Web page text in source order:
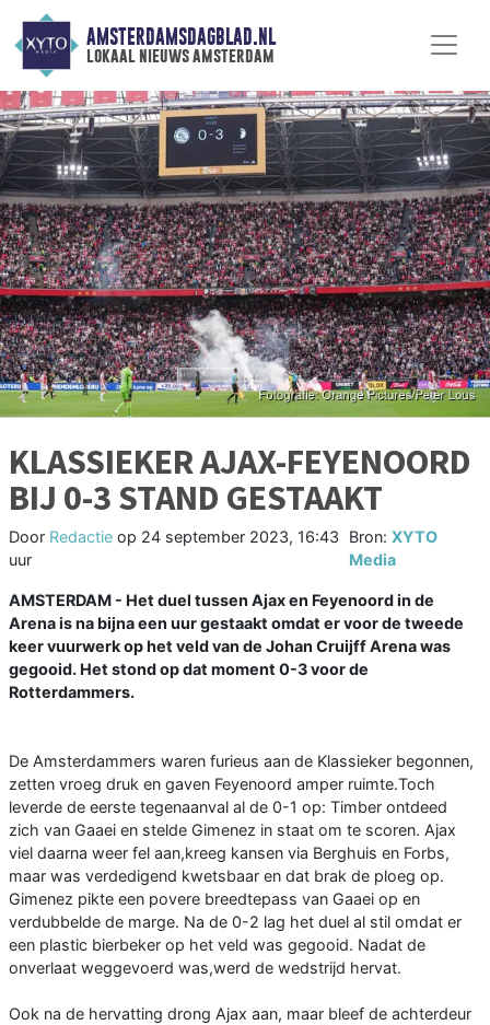
AMSTERDAMSDAGBLAD.NL
lokaal nieuws amsterdam
KLASSIEKER AJAX-FEYENOORD
BIJ 0-3 STAND GESTAAKT
Door Redactie op 24 september 2023, 16:43
uur
Bron:XYTO
Media
AMSTERDAM - Het duel tussen Ajax en Feyenoord in de
Arena is na bijna een uur gestaakt omdat er voor de tweede
keer vuurwerk op het veld van de Johan Cruijff Arena was
gegooid. Het stond op dat moment 0-3 voor de
Rotterdammers.
De Amsterdammers waren furieus aan de Klassieker begonnen,
zetten vroeg druk en gaven Feyenoord amper ruimte.Toch
leverde de eerste tegenaanval al de 0-1 op: Timber ontdeed
zich van Gaaei en stelde Gimenez in staat om te scoren. Ajax
viel daarna weer fel aan,kreeg kansen via Berghuis en Forbs,
maar was verdedigend kwetsbaar en dat brak de ploeg op.
Gimenez pikte een povere breedtepass van Gaaei op en
verdubbelde de marge. Na de 0-2 lag het duel al stil omdat er
een plastic bierbeker op het veld was gegooid. Nadat de
onverlaat weggevoerd was,werd de wedstrijd hervat.
Ook na de hervatting drong Ajax aan, maar bleef de achterdeur